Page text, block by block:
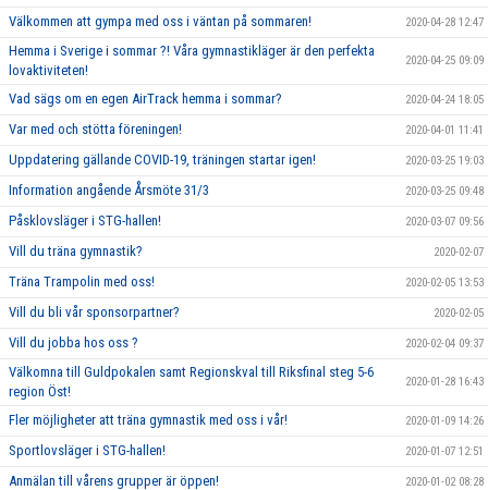
Välkommen att gympa med oss i väntan på sommaren! 2020-04-28 12:47
Hemma i Sverige i sommar ?! Våra gymnastikläger är den perfekta
lovaktiviteten!
2020-04-25 09:09
Vad sägs om en egen AirTrack hemma i sommar? 2020-04-24 18:05
Var med och stötta föreningen! 2020-04-01 11:41
Uppdatering gällande COVID-19, träningen startar igen! 2020-03-25 19:03
Information angående Årsmöte 31/3 2020-03-25 09:48
Påsklovsläger i STG-hallen! 2020-03-07 09:56
Vill du träna gymnastik? 2020-02-07
Träna Trampolin med oss! 2020-02-05 13:53
Vill du bli vår sponsorpartner? 2020-02-05
Vill du jobba hos oss ? 2020-02-04 09:37
Välkomna till Guldpokalen samt Regionskval till Riksfinal steg 5-6
region Öst!
2020-01-28 16:43
Fler möjligheter att träna gymnastik med oss i vår! 2020-01-09 14:26
Sportlovsläger i STG-hallen! 2020-01-07 12:51
Anmälan till vårens grupper är öppen! 2020-01-02 08:28